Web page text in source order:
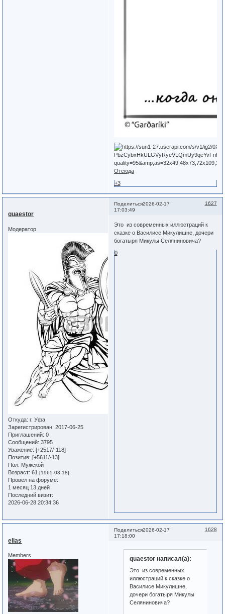
Отсюда
+3
Поделиться 1627
2026-02-17
17:03:49
quaestor
Модератор
Откуда: г. Уфа
Зарегистрирован: 2017-06-25
Приглашений: 0
Сообщений: 3795
Уважение: [+2517/-118]
Позитив: [+5611/-13]
Пол: Мужской
Возраст: 61[1965-03-18]
Провел на форуме:
1 месяц 13 дней
Последний визит:
2026-06-28 20:34:36
Это из современных иллюстраций к
сказке о Василисе Микулишне, дочери
богатыря Микулы Селяниновича?
0
Поделиться 1628
2026-02-17
17:18:00
elias
Members quaestor написал(а):
Это из современных
иллюстраций к сказке о
Василисе Микулишне,
дочери богатыря Микулы
Селяниновича?